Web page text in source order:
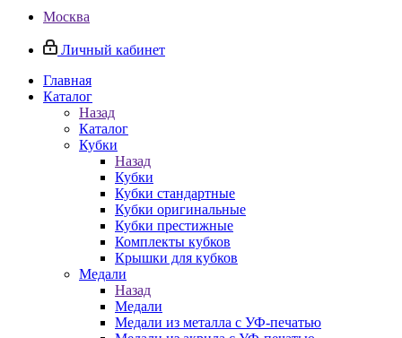
Москва
Личный кабинет
Главная
Каталог
Назад
Каталог
Кубки
Назад
Кубки
Кубки стандартные
Кубки оригинальные
Кубки престижные
Комплекты кубков
Крышки для кубков
Медали
Назад
Медали
Медали из металла с УФ-печатью